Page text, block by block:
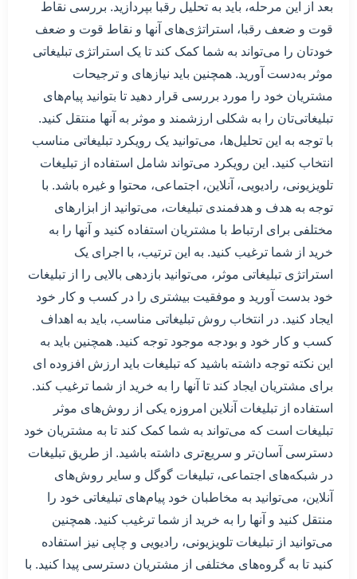
بعد از این مرحله، باید به تحلیل رقبا بپردازید. بررسی نقاط
قوت و ضعف رقبا، استراتژی‌های آنها و نقاط قوت و ضعف
خودتان را می‌تواند به شما کمک کند تا یک استراتژی تبلیغاتی
موثر به‌دست آورید. همچنین باید نیازهای و ترجیحات
مشتریان خود را مورد بررسی قرار دهید تا بتوانید پیام‌های
تبلیغاتی‌تان را به شکلی ارزشمند و موثر به آنها منتقل کنید.
با توجه به این تحلیل‌ها، می‌توانید یک رویکرد تبلیغاتی مناسب
انتخاب کنید. این رویکرد می‌تواند شامل استفاده از تبلیغات
تلویزیونی، رادیویی، آنلاین، اجتماعی، محتوا و غیره باشد. با
توجه به هدف و هدفمندی تبلیغات، می‌توانید از ابزارهای
مختلفی برای ارتباط با مشتریان استفاده کنید و آنها را به
خرید از شما ترغیب کنید. به این ترتیب، با اجرای یک
استراتژی تبلیغاتی موثر، می‌توانید بازدهی بالایی را از تبلیغات
خود بدست آورید و موفقیت بیشتری را در کسب و کار خود
ایجاد کنید. در انتخاب روش تبلیغاتی مناسب، باید به اهداف
کسب و کار خود و بودجه موجود توجه کنید. همچنین باید به
این نکته توجه داشته باشید که تبلیغات باید ارزش افزوده ای
برای مشتریان ایجاد کند تا آنها را به خرید از شما ترغیب کند.
استفاده از تبلیغات آنلاین امروزه یکی از روش‌های موثر
تبلیغات است که می‌تواند به شما کمک کند تا به مشتریان خود
دسترسی آسان‌تر و سریع‌تری داشته باشید. از طریق تبلیغات
در شبکه‌های اجتماعی، تبلیغات گوگل و سایر روش‌های
آنلاین، می‌توانید به مخاطبان خود پیام‌های تبلیغاتی خود را
منتقل کنید و آنها را به خرید از شما ترغیب کنید. همچنین
می‌توانید از تبلیغات تلویزیونی، رادیویی و چاپی نیز استفاده
کنید تا به گروه‌های مختلفی از مشتریان دسترسی پیدا کنید. با